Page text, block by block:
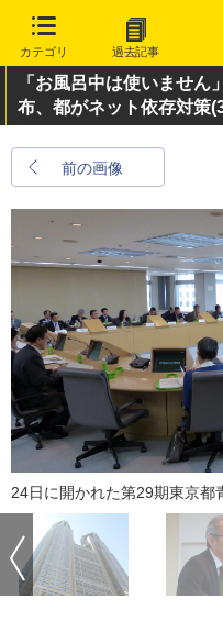
カテゴリ 過去記事
「お風呂中は使いませ
布、都がネット依存対策
前の画像
24日に開かれた第29期東京都